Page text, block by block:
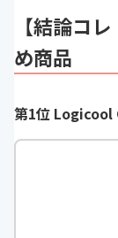
【結論コ
め商品
第1位 Logicool